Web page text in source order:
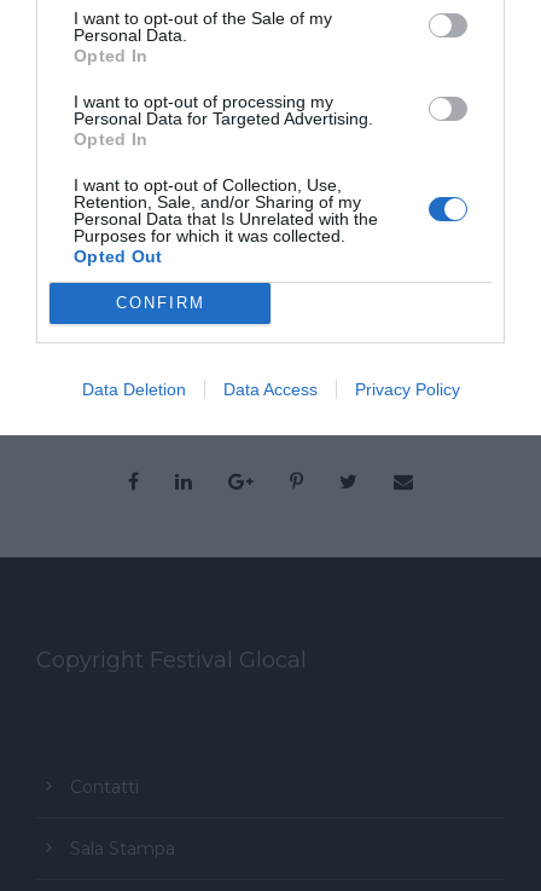
I want to opt-out of the Sale of my
Personal Data.
Opted In
I want to opt-out of processing my
Personal Data for Targeted Advertising.
Opted In
I want to opt-out of Collection, Use,
Retention, Sale, and/or Sharing of my
Personal Data that Is Unrelated with the
Purposes for which it was collected.
Opted Out
CONFIRM
Data Deletion Data Access Privacy Policy
il lavoro di tesi intitolato: “Visual
storytelling interattivo per la
gli studi si interfaccia per la prima volta
attraverso “zebra.”, medium locale
bilingue per cui, da agosto 2024,
gestisce la parte in lingua italiana.
Copyright Festival Glocal
Contatti
Sala Stampa